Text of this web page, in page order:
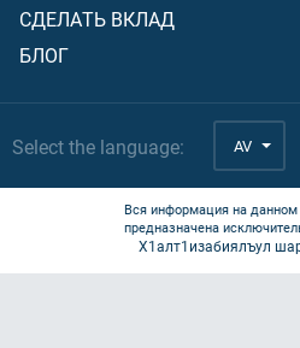
СДЕЛАТЬ ВКЛАД
БЛОГ
Select the language: AV
Вся информация на данном
предназначена
Х1алт1изабиялъул